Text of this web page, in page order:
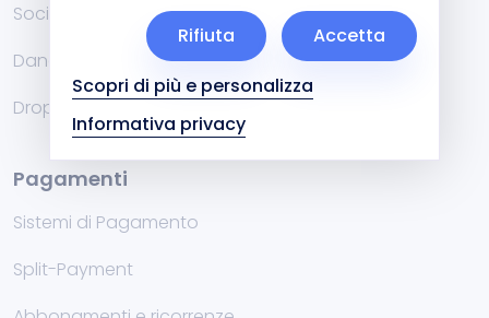
Social
Danea Easyfatt e Cuborio
Dropshipping
Pagamenti
Sistemi di Pagamento
Split-Payment
Scopri di più e personalizza
Informativa privacy
Rifiuta Accetta